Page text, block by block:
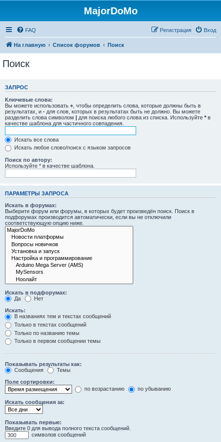
MajorDoMo
FAQ Вход
Регистрация
На главную Список форумов Поиск
Поиск
ЗАПРОС
Ключевые слова:
Вы можете использовать + , чтобы определить слова, которые должны быть в
результатах, и - для слов, которых в результатах быть не должно. Вы можете
разделить слова символом | для поиска любого слова из списка. Используйте * в
качестве шаблона для частичного совпадения.
Искать все слова
Искать любое слово/поиск с языком запросов
Поиск по автору:
Используйте * в качестве шаблона.
ПАРАМЕТРЫ ЗАПРОСА
Искать в форумах:
Выберите форум или форумы, в которых будет произведён поиск. Поиск в
подфорумах производится автоматически, если вы не отключили
соответствующую опцию ниже.
Искать в подфорумах:
Да
Нет
Искать:
В названиях тем и текстах сообщений
Только в текстах сообщений
Только по названию темы
Только в первом сообщении темы
Показывать результаты как:
Сообщения
Темы
Поле сортировки:
по возрастанию
по убыванию
Искать сообщения за:
Показывать первые:
Введите 0 для вывода полного текста сообщений.
символов сообщений